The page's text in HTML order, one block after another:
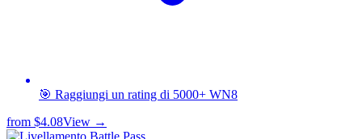
🎯 Raggiungi un rating di 5000+ WN8
from $4.08View →